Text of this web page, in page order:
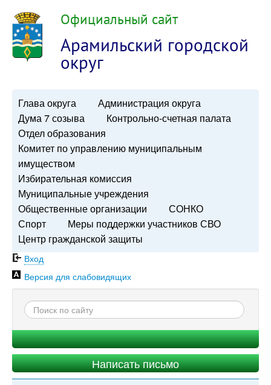
Официальный сайт
Арамильский городской
округ
Глава округа
Администрация округа
Дума 7 созыва
Контрольно-счетная палата
Отдел образования
Комитет по управлению муниципальным
имуществом
Избирательная комиссия
Муниципальные учреждения
Общественные организации
СОНКО
Спорт
Меры поддержки участников СВО
Центр гражданской защиты
Вход
Версия для слабовидящих
Написать письмо